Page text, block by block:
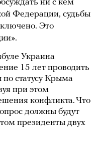
ни с кем
Федерации, судьбы
Это
Украина
15 лет проводить
по статусу Крыма
при этом
конфликта. Что
должны будут
президенты двух